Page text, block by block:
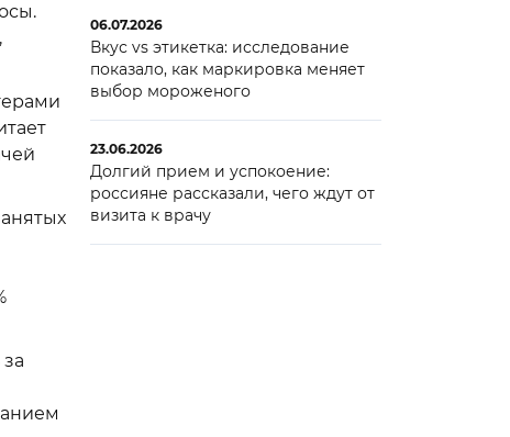
06.07.2026
Вкус vs этикетка: исследование
показало, как маркировка меняет
выбор мороженого
23.06.2026
Долгий прием и успокоение:
россияне рассказали, чего ждут от
визита к врачу